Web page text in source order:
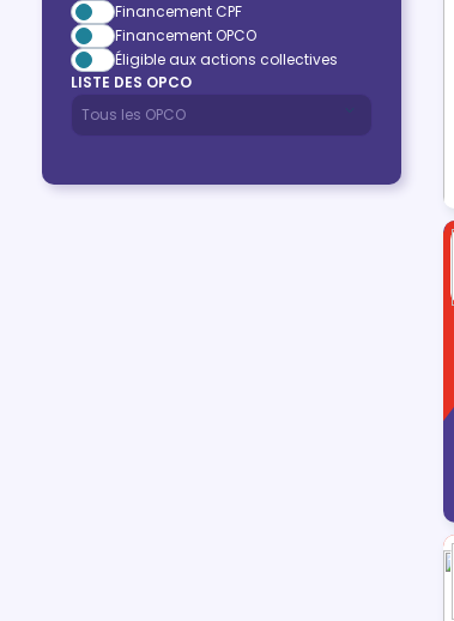
Financement CPF
Financement OPCO
Éligible aux actions collectives
LISTE DES OPCO